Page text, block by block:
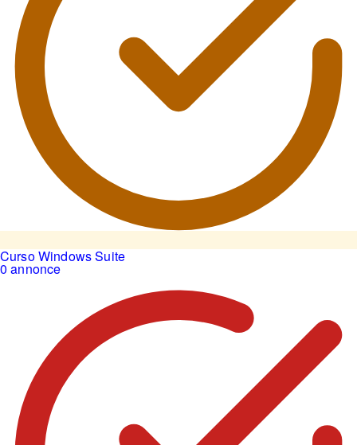
Curso Windows Suite
0 annonce